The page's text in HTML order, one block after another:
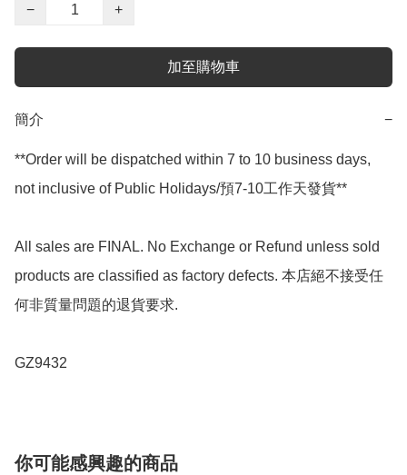
−
+
加至購物車
簡介 −
**Order will be dispatched within 7 to 10 business days,
not inclusive of Public Holidays/預7-10工作天發貨**
All sales are FINAL. No Exchange or Refund unless sold
products are classified as factory defects. 本店絕不接受任
何非質量問題的退貨要求.
GZ9432
你可能感興趣的商品